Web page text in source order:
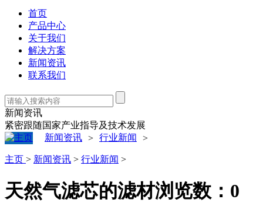
首页
产品中心
关于我们
解决方案
新闻资讯
联系我们
新闻资讯
紧密跟随国家产业指导及技术发展
新闻资讯 > 行业新闻 >
主页 > 新闻资讯 > 行业新闻 >
天然气滤芯的滤材浏览数： 0